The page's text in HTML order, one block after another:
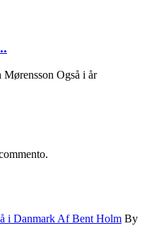
Også i år
i Danmark Af Bent Holm By